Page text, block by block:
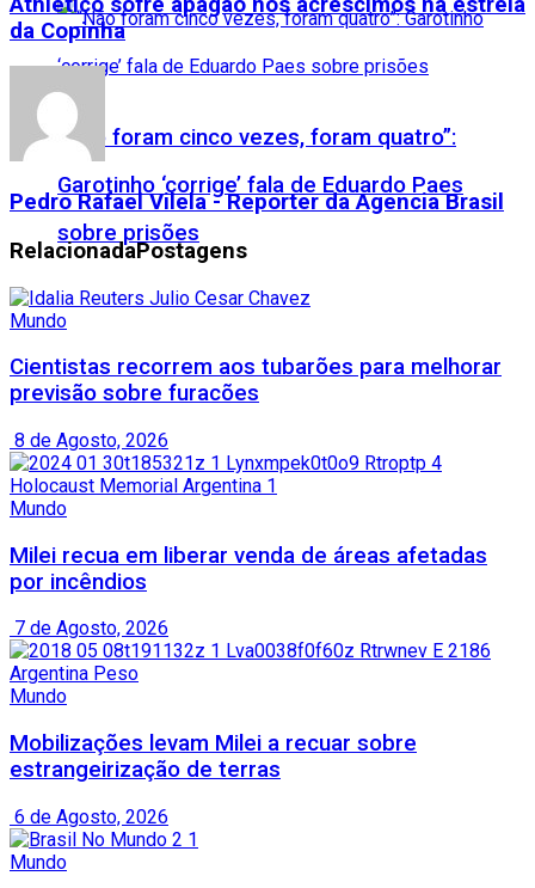
“Não foram cinco vezes, foram quatro”:
Garotinho ‘corrige’ fala de Eduardo Paes
sobre prisões
da Copinha
Pedro Rafael Vilela - Reporter da Agencia Brasil
RelacionadaPostagens
Mundo
Cientistas recorrem aos tubarões para melhorar
previsão sobre furacões
8 de Agosto, 2026
Mundo
Milei recua em liberar venda de áreas afetadas
por incêndios
7 de Agosto, 2026
Mundo
Mobilizações levam Milei a recuar sobre
estrangeirização de terras
6 de Agosto, 2026
Mundo